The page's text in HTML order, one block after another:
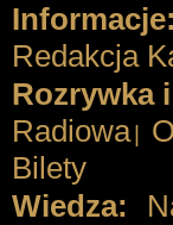
Informacje:
Redakcja
Rozrywka
Radiowa
Bilety
Wiedza: